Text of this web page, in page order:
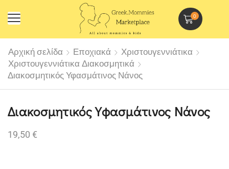
0
Αρχική σελίδα Εποχιακά
Χριστουγεννιάτικα
Χριστουγεννιάτικα Διακοσμητικά
Διακοσμητικός Υφασμάτινος Νάνος
Διακοσμητικός Υφασμάτινος Νάνος
19,50 €